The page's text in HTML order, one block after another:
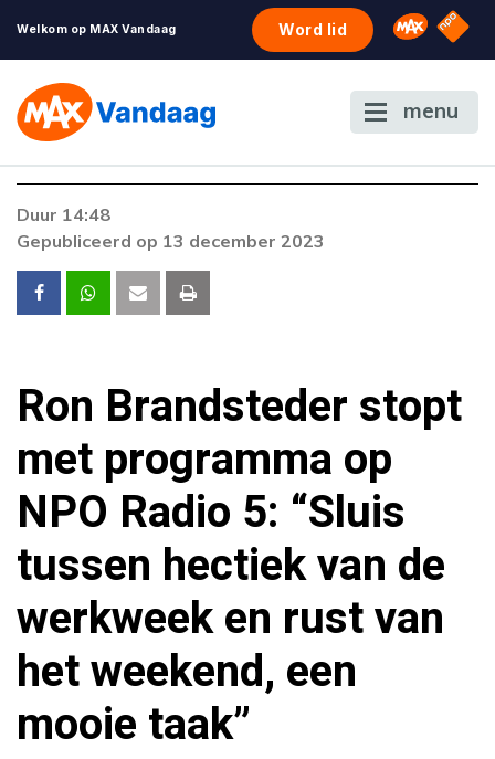
Welkom op MAX Vandaag Word lid Omroep
NPO
menu
De gewenste stream is op dit moment niet
voordoen, neem dan contact op met onze
klantenservice.
Duur 14:48
Gepubliceerd op 13 december 2023
Ron Brandsteder stopt
met programma op
NPO Radio 5: “Sluis
tussen hectiek van de
werkweek en rust van
het weekend, een
mooie taak”